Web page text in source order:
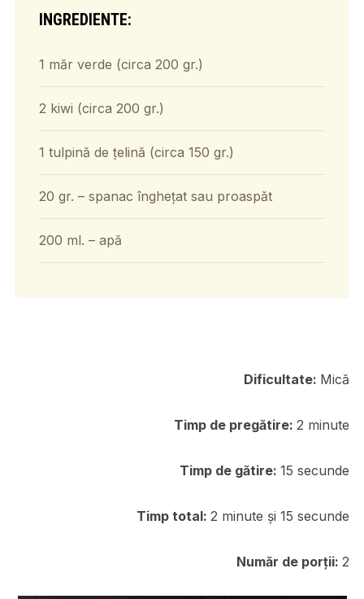
INGREDIENTE:
1 măr verde (circa 200 gr.)
2 kiwi (circa 200 gr.)
1 tulpină de țelină (circa 150 gr.)
20 gr. – spanac înghețat sau proaspăt
200 ml. – apă
Dificultate: Mică
Timp de pregătire:2 minute
Timp de gătire:15 secunde
Timp total:2 minute și 15 secunde
Număr de porții:2